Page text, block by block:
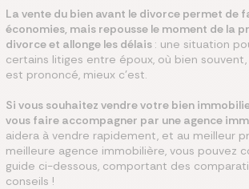
La vente du bien avant le divorce permet de
économies, mais repousse le moment de la
divorce et allonge les délais : une situation
certains litiges entre époux, où bien
est prononcé, mieux c'est.
Si vous souhaitez vendre votre bien
vous faire accompagner par une agence
aidera à vendre rapidement, et au meilleur
meilleure agence immobilière, vous pouvez
guide ci-dessous, comportant des
conseils !